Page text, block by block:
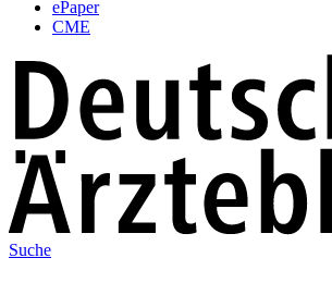
ePaper
CME
Suche